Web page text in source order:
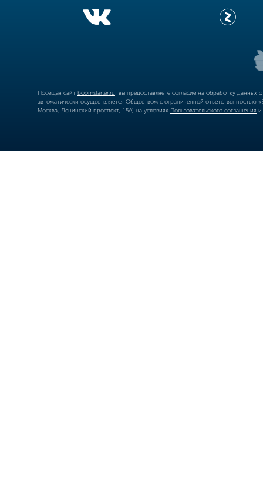
Посещая сайт boomstarter.ru , вы предоставляете согласие на обработку
автоматически осуществляется Обществом с ограниченной
Москва, Ленинский проспект, 15А) на условиях Пользовательского соглашения и